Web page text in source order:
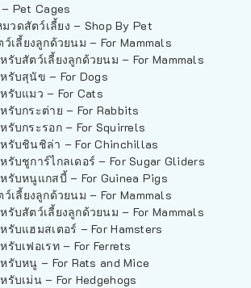
Pet Cages
วดสัตว์เลี้ยง – Shop By Pet
เลี้ยงลูกด้วยนม – For Mammals
รับสัตว์เลี้ยงลูกด้วยนม – For Mammals
รับสุนัข – For Dogs
รับแมว – For Cats
รับกระต่าย – For Rabbits
รับกระรอก – For Squirrels
รับชินชิล่า – For Chinchillas
รับชูการ์ไกลเดอร์ – For Sugar Gliders
รับหนูแกสบี้ – For Guinea Pigs
เลี้ยงลูกด้วยนม – For Mammals
รับสัตว์เลี้ยงลูกด้วยนม – For Mammals
รับแฮมสเตอร์ – For Hamsters
รับเฟอเรท – For Ferrets
รับหนู – For Rats and Mice
รับเม่น – For Hedgehogs